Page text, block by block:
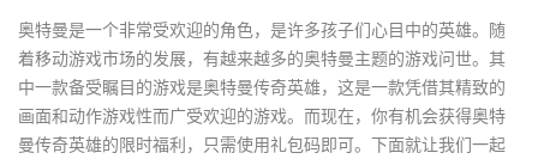
奥特曼是一个非常受欢迎的角色，是许多孩子们心目中的英雄。随
着移动游戏市场的发展，有越来越多的奥特曼主题的游戏问世。其
中一款备受瞩目的游戏是奥特曼传奇英雄，这是一款凭借其精致的
画面和动作游戏性而广受欢迎的游戏。而现在，你有机会获得奥特
曼传奇英雄的限时福利，只需使用礼包码即可。下面就让我们一起